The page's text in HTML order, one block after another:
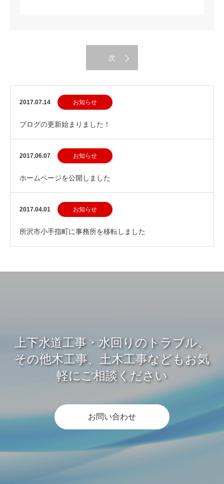
次
2017.07.14 お知らせ
ブログの更新始まりました！
2017.06.07 お知らせ
ホームページを公開しました
2017.04.01 お知らせ
所沢市小手指町に事務所を移転しました
上下水道工事・水回りのトラブル、
その他木工事、土木工事などもお気
軽にご相談ください
お問い合わせ